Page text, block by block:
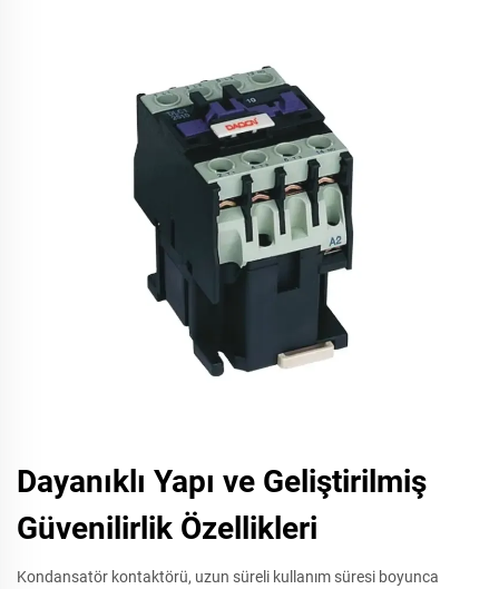
Dayanıklı Yapı ve Geliştirilmiş
Güvenilirlik Özellikleri
Kondansatör kontaktörü, uzun süreli kullanım süresi boyunca